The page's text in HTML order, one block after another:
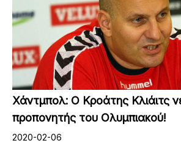
Χάντμπολ: Ο Κροάτης Κλιάιτς
προπονητής του Ολυμπιακού!
2020-02-06